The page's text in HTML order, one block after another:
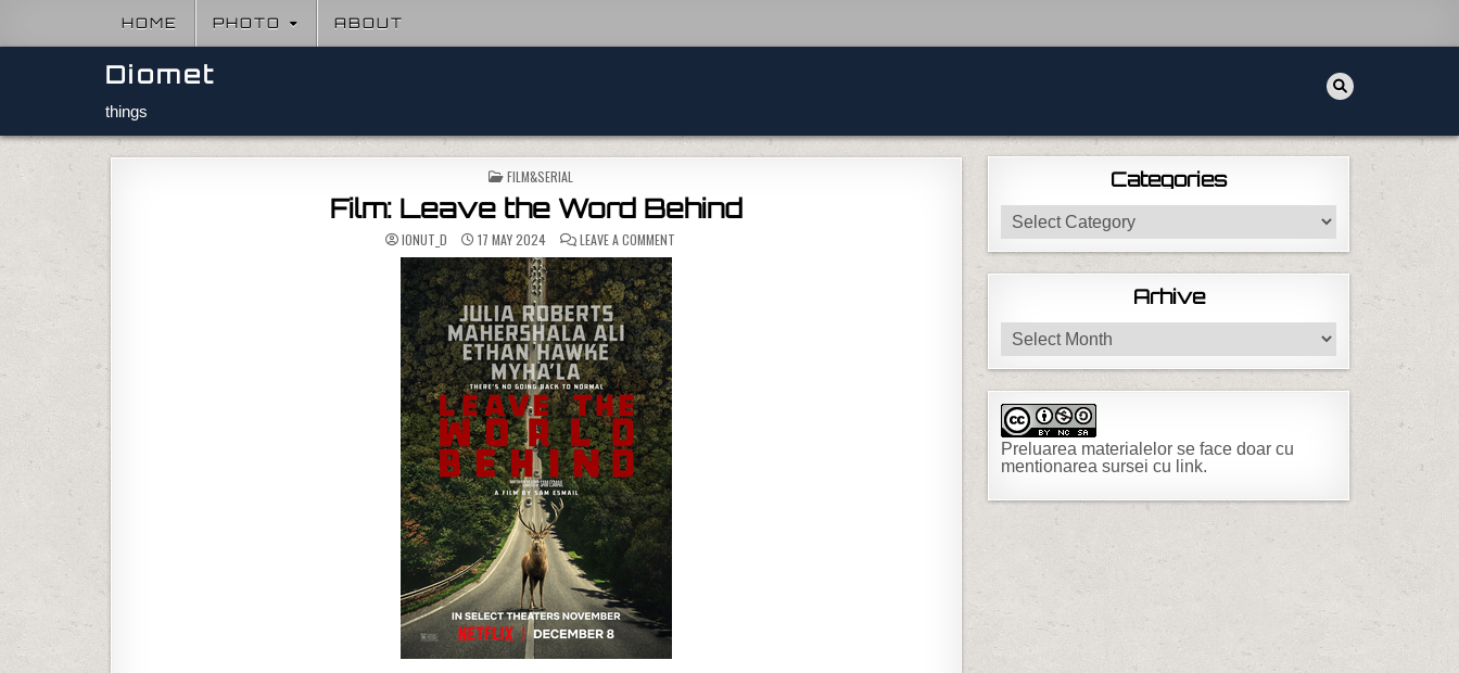
HOME PHOTO ABOUT
Diomet
things
POSTED IN
FILM&SERIAL
Film: Leave the Word Behind
IONUT_D 17 MAY 2024 LEAVE A COMMENT
Categories
Categories
Arhive
Arhive
Preluarea materialelor se face doar cu
mentionarea sursei cu link.